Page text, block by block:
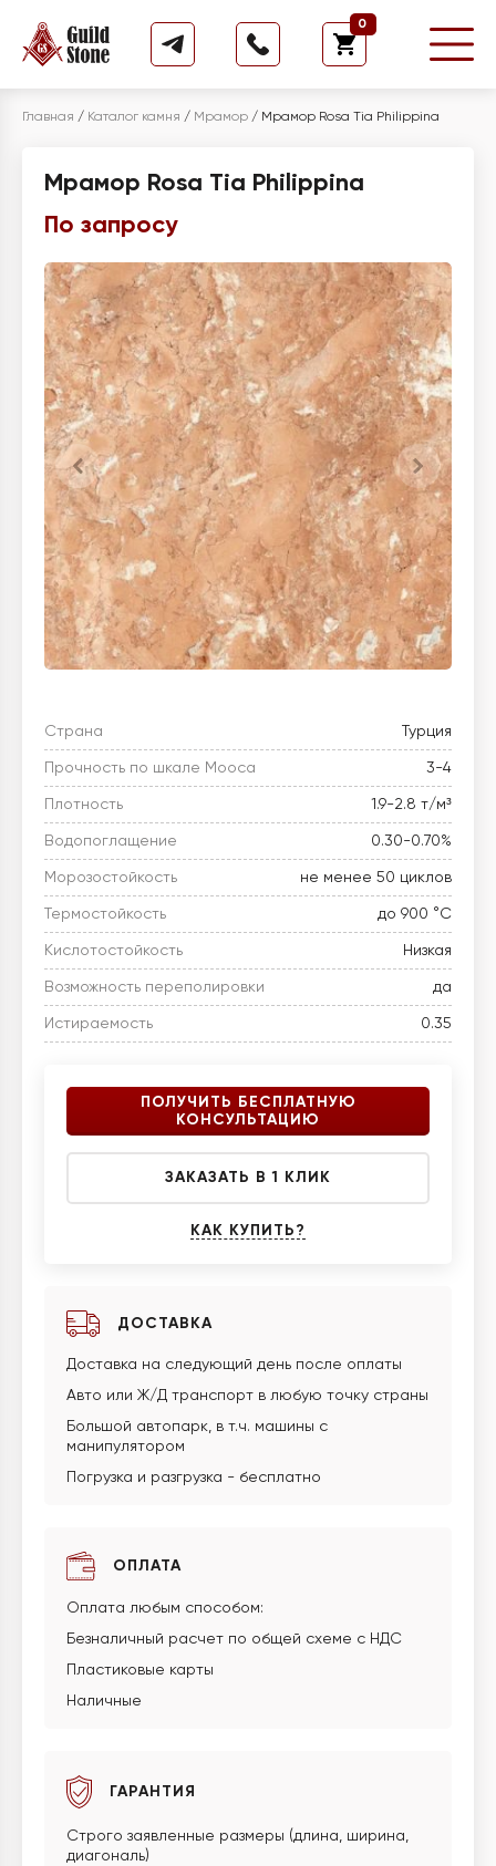
0
Главная / Каталог камня / Мрамор / Мрамор Rosa Tia Philippina
Мрамор Rosa Tia Philippina
По запросу
Страна Турция
Прочность по шкале Мооса 3-4
Плотность 1.9-2.8 т/м³
Водопоглащение 0.30-0.70%
Морозостойкость не менее 50 циклов
Термостойкость до 900 °C
Кислотостойкость Низкая
Возможность переполировки да
Истираемость 0.35
ПОЛУЧИТЬ БЕСПЛАТНУЮ
КОНСУЛЬТАЦИЮ
ЗАКАЗАТЬ В 1 КЛИК
КАК КУПИТЬ?
ДОСТАВКА
Доставка на следующий день после оплаты
Авто или Ж/Д транспорт в любую точку страны
Большой автопарк, в т.ч. машины с
манипулятором
Погрузка и разгрузка - бесплатно
ОПЛАТА
Оплата любым способом:
Безналичный расчет по общей схеме с НДС
Пластиковые карты
Наличные
ГАРАНТИЯ
Строго заявленные размеры (длина, ширина,
диагональ)